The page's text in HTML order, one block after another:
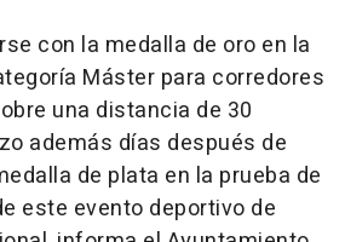
con la medalla de oro en la
Máster para corredores
una distancia de 30
además días después de
de plata en la prueba de
este evento deportivo de